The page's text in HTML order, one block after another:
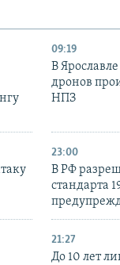
09:19
В
дронов
НПЗ
23:00
В РФ
стандарта
21:27
До 10 лет